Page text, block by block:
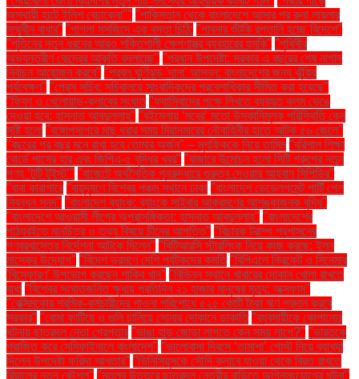
অস্থায়ী হাটে ইলিশ বেচাকেনা"'' "পাকিস্তান থেকে বাংলাদেশে আসার পর রুনা লায়লার
সম্মুখীন বাধার" "পাগলা মসজিদে এক বস্তা চিঠি: "পাবনার শুঁটকি রপ্তানি হচ্ছে বিদেশে"
"পুতিনের নতুন ধরনের আরও শক্তিশালী ক্ষেপণাস্ত্র ব্যবহারের হুমকি" "পৃথিবীর
অভ্যন্তরীণ কেন্দ্রের আকৃতি বদলাচ্ছে" "প্রধান উপদেষ্টা: সরকার এ বছরের শেষ নাগাদ
নির্বাচন আয়োজন করবে" "প্রবল ঘূর্ণিঝড় 'দানা' আসন্ন: বাংলাদেশের জন্য ঝুঁকির
পর্যবেক্ষণ" "প্রেস সচিব: সচিবালয়ে সাংবাদিকদের প্রবেশাধিকার সীমিত করা হয়েছে"
"ফিফা ও খেলোয়াড়-ক্লাবের সংঘাত "ফ্যাসিবাদের পক্ষে লিখতে ব্যবহৃত কলম ভেঙে
দেওয়া হবে: হাসনাত আবদুল্লাহ" "বইমেলায় ‘মবের’ মতো উসকানিমূলক পরিস্থিতি কেন
সৃষ্টি হলো "বঙ্গোপসাগরে মাছ ধরার সময় মিয়ানমারের নৌবাহিনীর হাতে আটক ৫৬ জেলে"
"বছরের পর বছর মনে রাখা হবে তোমার অর্জন" – মুশফিককে নিয়ে তামিম "বরিশাল শিক্ষা
বোর্ডে পাসের হার এবং জিপিএ-৫ বৃদ্ধির খবর" "বাজারে উন্মোচন হলো সিটি গ্রুপের নতুন
পণ্য ‘টুটি টুইস্ট’" "বাজেটে অর্থনৈতিক পুনরুদ্ধারে গুরুত্ব দেওয়ার আহ্বান সিপিডির"
"বাবা কারাগারে "বায়ুদূষণে বিশ্বের পঞ্চম স্থানে ঢাকা "বাংলাদেশ ডেভেলপমেন্ট পার্টি পেল
নিবন্ধন সনদ" "বাংলাদেশ ব্যাংক: ব্যাংকে সাইবার আক্রমণের আশঙ্কাজনক বৃদ্ধি"
"বাংলাদেশে আওয়ামী লীগের অপ্রাসঙ্গিকতা: হাসনাত আবদুল্লাহ" "বাংলাদেশের
পাঠ্যবইতে মানচিত্র ও তথ্য বিষয়ে চীনের আপত্তি" "বিচারক ট্রাম্প প্রশাসনের
গণবরখাস্তের নির্দেশনা আটকে দিলেন" "বিটিআরসি স্টারলিংক নিয়ে কাজ করছে: ইলন
মাস্কের উদ্যোগ" "বিদেশ ভ্রমণে দেশি পর্যটকদের কমতি "বিপিএলে ক্রিকেট ও সিনেমার
'বিস্ফোরণ' উপভোগ করছেন শাকিব খান" "বিভিন্ন স্থানে খাবারের দোকান খোলা রাখতে
বাধা "বিশ্বের সংঘাতজনিত ক্ষুধায় প্রতিদিন ২১ হাজার মানুষের মৃত্যু: অক্সফাম"
"বেক্সিমকোর শ্রমিক-কর্মচারীদের পাওনা পরিশোধে ৫২৫ কোটি টাকা ঋণ প্রদান করবে
সরকার" "বোমা ফাটিয়ে ও গুলি চালিয়ে সোনার দোকানে ডাকাতি "ব্যবসায়ীকে কোপানোর
ঘটনায় ছাত্রদল নেতা গ্রেপ্তার "ভাঙা হাড় জোড়া লাগতে কেন সময় লাগে?" "ভারতকে
পরাজিত করে সেমিফাইনালে বাংলাদেশ" "ভালোবাসা দিবসে ‘তামাশা’ পোস্ট নিয়ে ব্যাখ্যা
দিলেন উপদেষ্টা ফরিদা আখতার" "ভিনিসিয়ুসকে সৌদি ক্লাবে যাওয়া থেকে বিরত রাখতে
রিয়ালের নতুন কৌশল" "মতলব উত্তরে ছাত্রদল নেত্রীর বাড়িতে অগ্নিসংযোগের ঘটনা"